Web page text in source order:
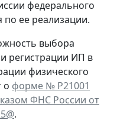
федерального
ее реализации.
выбора
регистрации ИП в
физического
о форме № P21001
ФНС России от
.